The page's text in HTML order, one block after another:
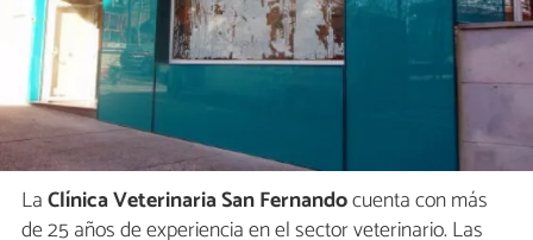
LaClínica Veterinaria San Fernandocuenta con más
de 25 años de experiencia en el sector veterinario. Las